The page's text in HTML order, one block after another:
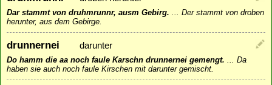
Dar stammt von druhmrunnr, ausm Gebirg. ... Der stammt von droben
herunter, aus dem Gebirge.
drunnernei darunter
Do hamm die aa noch faule Karschn drunnernei gemengt. ... Da
haben sie auch noch faule Kirschen mit darunter gemischt.